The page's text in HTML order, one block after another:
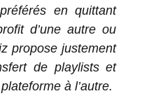
en quittant
d’une autre ou
propose justement
de playlists et
à l’autre.